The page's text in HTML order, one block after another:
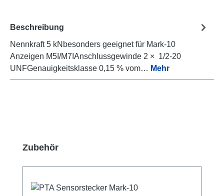
Beschreibung
Nennkraft 5 kNbesonders geeignet für Mark-10
Anzeigen M5I/M7IAnschlussgewinde 2 × 1/2-20
UNFGenauigkeitsklasse 0,15 % vom… Mehr
Produktgalerie überspringen
Zubehör